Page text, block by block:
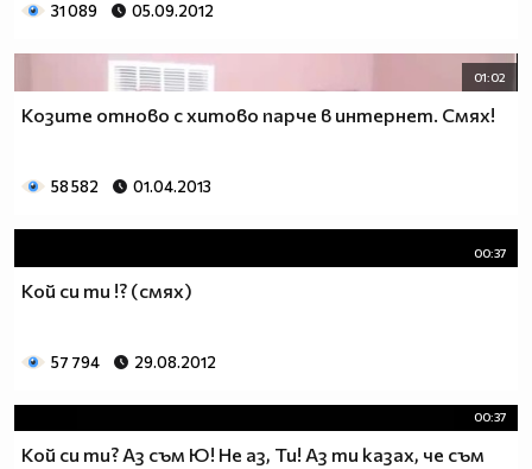
31 089 05.09.2012
01:02
Козите отново с хитово парче в интернет. Смях!
58 582 01.04.2013
00:37
Кой си ти !? (смях)
57 794 29.08.2012
00:37
Кой си ти? Аз съм Ю! Не аз, Ти! Аз ти казах, че съм